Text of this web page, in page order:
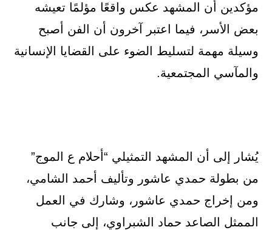
مؤكدين أن المشهد عكس واقعًا مؤلمًا تعيشه
بعض الأسر، فيما اعتبر آخرون أن الفن أصبح
وسيلة مهمة لتسليط الضوء على القضايا الإنسانية
والمآسي المجتمعية.
يُشار إلى أن المشهد التمثيلي “أحلام ع الموج”
من بطولة حمدي عاشور وتأليف أحمد الشامي،
ومن إخراج حمدي عاشور، وشارك في العمل
الممثل الصاعد حماد الشبراوي، إلى جانب